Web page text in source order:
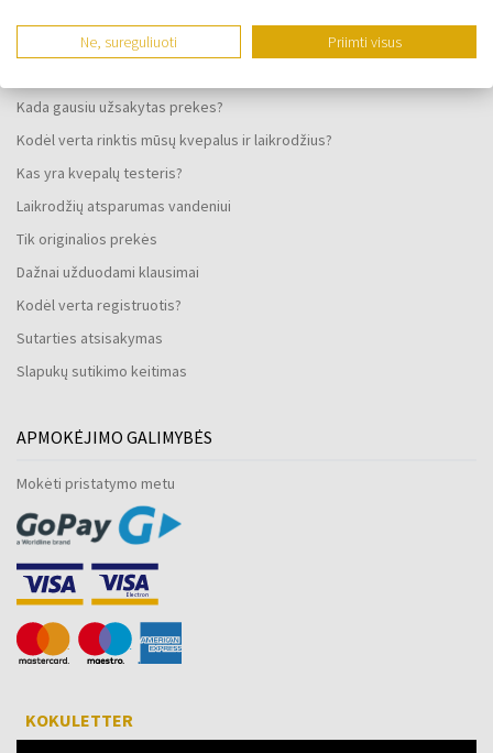
SKUNDO FORMA
Kada gausiu užsakytas prekes?
Kodėl verta rinktis mūsų kvepalus ir laikrodžius?
Kas yra kvepalų testeris?
Laikrodžių atsparumas vandeniui
Tik originalios prekės
Dažnai užduodami klausimai
Kodėl verta registruotis?
Sutarties atsisakymas
Slapukų sutikimo keitimas
APMOKĖJIMO GALIMYBĖS
Mokėti pristatymo metu
KOKULETTER
Ne, sureguliuoti Priimti visus